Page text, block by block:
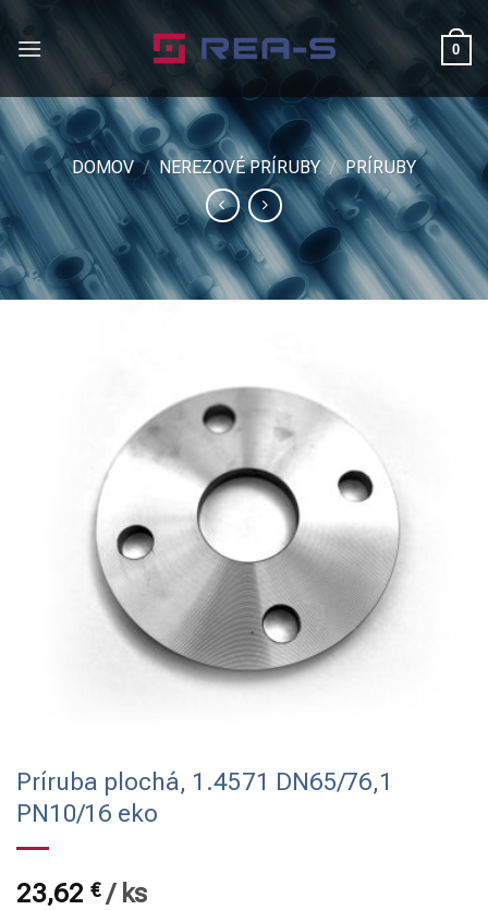
0
DOMOV / NEREZOVÉ PRÍRUBY / PRÍRUBY
Príruba plochá, 1.4571 DN65/76,1
PN10/16 eko
23,62 €/ ks